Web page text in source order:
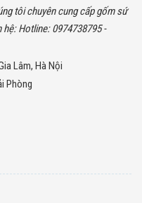
tôi chuyên cung cấp gốm sứ
Hotline: 0974738795 -
Lâm, Hà Nội
Phòng